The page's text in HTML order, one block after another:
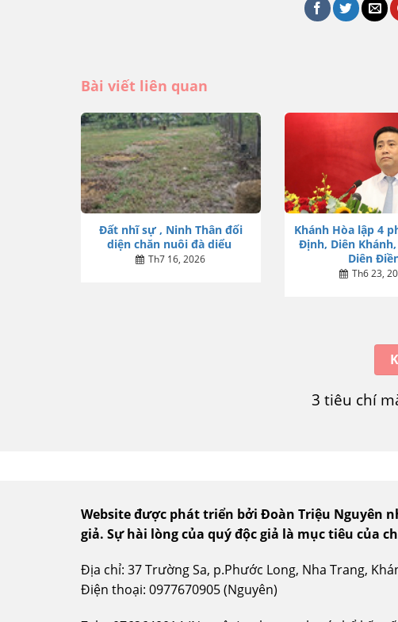
Bài viết liên quan
Đất nhĩ sự , Ninh Thân đối
diện chăn nuôi đà diểu
Th7 16, 2026
Khánh Hòa lập 4
Định, Diên Khánh,
Diên
Th6 23,
3 tiêu chí
Website được phát triển bởi Đoàn Triệu Nguyên
giả. Sự hài lòng của quý độc giả là mục tiêu của
Địa chỉ: 37 Trường Sa, p.Phước Long, Nha Trang,
Điện thoại: 0977670905 (Nguyên)